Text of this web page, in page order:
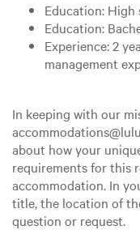
Education: High
Education:
Experience: 2
management
In keeping with our
about how your
requirements for this
accommodation. In
title, the location of
question or request.